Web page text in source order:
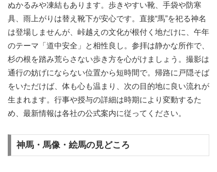
ぬかるみや凍結もあります。歩きやすい靴、手袋や防寒
具、雨上がりは替え靴下が安心です。直接“馬”を祀る神名
は登場しませんが、峠越えの文化が根付く地だけに、午年
のテーマ「道中安全」と相性良し。参拝は静かな所作で、
杉の根を踏み荒らさない歩き方を心がけましょう。撮影は
通行の妨げにならない位置から短時間で。帰路に戸隠そば
をいただけば、体も心も温まり、次の目的地に良い流れが
生まれます。行事や授与の詳細は時期により変動するた
め、最新情報は各社の公式案内に従ってください。
神馬・馬像・絵馬の見どころ